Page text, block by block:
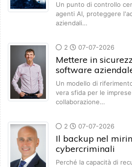
Un punto di controllo
agenti AI, proteggere
aziendali…
2 07-07-2026
Mettere in
software
Un modello di
vera sfida per le
collaborazione…
2 07-07-2026
Il backup nel
cybercriminali
Perché la capacità di